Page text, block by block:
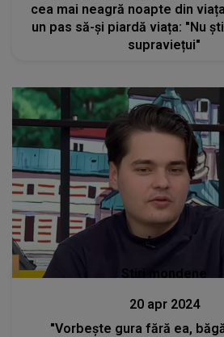
cea mai neagră noapte din
un pas să-și piardă viața: "Nu
supraviețui"
Stiri mondene
20 apr 2024
"Vorbește gura fără ea,